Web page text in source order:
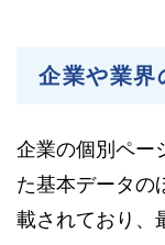
企業や業界
企業の個別ペー
た基本データの
載されており、